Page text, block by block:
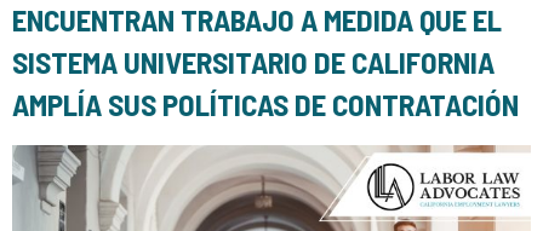
ENCUENTRAN TRABAJO A MEDIDA QUE EL
SISTEMA UNIVERSITARIO DE CALIFORNIA
AMPLÍA SUS POLÍTICAS DE CONTRATACIÓN